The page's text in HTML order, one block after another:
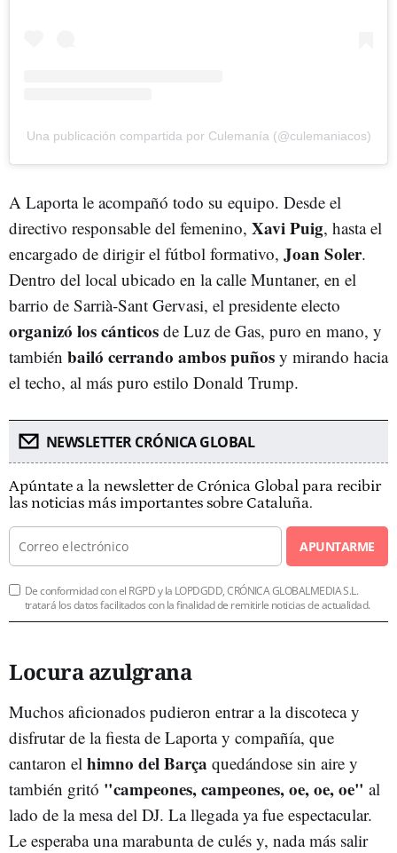
Una publicación compartida por Culemanía (@culemaniacos)
A Laporta le acompañó todo su equipo. Desde el
directivo responsable del femenino, Xavi Puig, hasta el
encargado de dirigir el fútbol formativo, Joan Soler.
Dentro del local ubicado en la calle Muntaner, en el
barrio de Sarrià-Sant Gervasi, el presidente electo
organizó los cánticos de Luz de Gas, puro en mano, y
también bailó cerrando ambos puños y mirando hacia
el techo, al más puro estilo Donald Trump.
NEWSLETTER CRÓNICA GLOBAL
Apúntate a la newsletter de Crónica Global para recibir
las noticias más importantes sobre Cataluña.
APUNTARME
De conformidad con el RGPD y la LOPDGDD, CRÓNICA GLOBALMEDIA S.L.
tratará los datos facilitados con la finalidad de remitirle noticias de actualidad.
Locura azulgrana
Muchos aficionados pudieron entrar a la discoteca y
disfrutar de la fiesta de Laporta y compañía, que
cantaron el himno del Barça quedándose sin aire y
también gritó "campeones, campeones, oe, oe, oe" al
lado de la mesa del DJ. La llegada ya fue espectacular.
Le esperaba una marabunta de culés y, nada más salir